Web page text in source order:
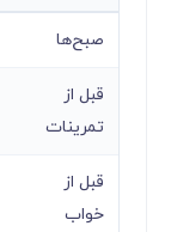
صبح‌ها
قبل از
تمرینات
قبل از
خواب